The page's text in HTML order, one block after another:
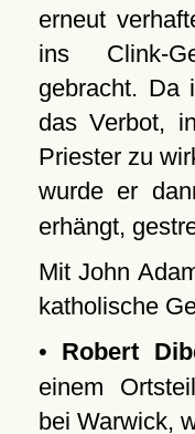
erneut
ins Clink-
gebracht. Da
das Verbot,
Priester zu
wurde er
erhängt,
Mit John
katholische
• Robert
einem
bei Warwick,